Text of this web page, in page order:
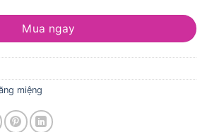
Mua ngay
miệng